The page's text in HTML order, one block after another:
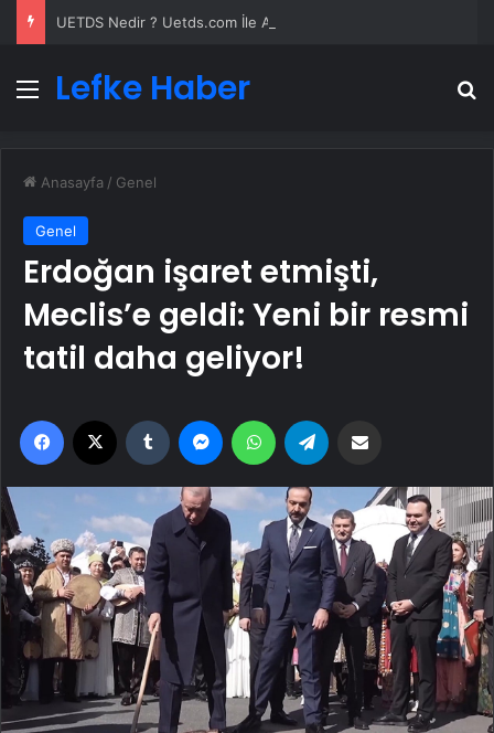
Menü
Lefke Haber
Anasayfa / Genel
Genel
Erdoğan işaret etmişti,
Meclis’e geldi: Yeni bir resmi
tatil daha geliyor!
Facebook Tumblr MessengerWhatsApp